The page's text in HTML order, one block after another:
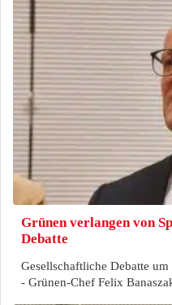
Grünen verlangen von
Debatte
Gesellschaftliche Debatte
- Grünen-Chef Felix